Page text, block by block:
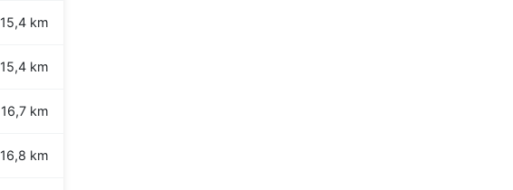
15,4 km
15,4 km
16,7 km
16,8 km